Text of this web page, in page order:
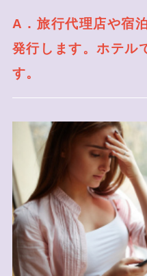
A．旅行代理店や宿
発行します。ホテル
す。